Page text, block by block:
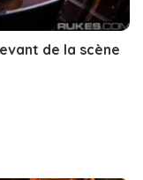
de la scène